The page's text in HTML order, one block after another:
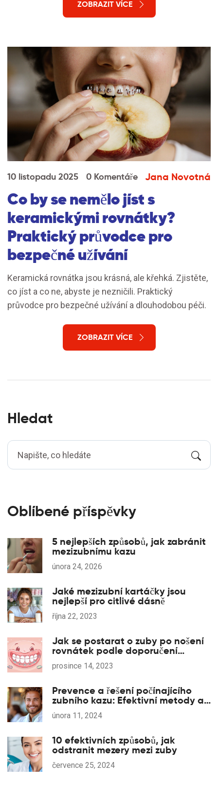
ZOBRAZIT VÍCE
10 listopadu 2025 0 Komentáře Jana Novotná
Co by se nemělo jíst s
keramickými rovnátky?
Praktický průvodce pro
bezpečné užívání
Keramická rovnátka jsou krásná, ale křehká. Zjistěte,
co jíst a co ne, abyste je nezničili. Praktický
průvodce pro bezpečné užívání a dlouhodobou péči.
ZOBRAZIT VÍCE
Hledat
Oblíbené příspěvky
5 nejlepších způsobů, jak zabránit
mezizubnímu kazu
února 24, 2026
Jaké mezizubní kartáčky jsou
nejlepší pro citlivé dásně
října 22, 2023
Jak se postarat o zuby po nošení
rovnátek podle doporučení
zubních lékařů
prosince 14, 2023
Prevence a řešení počínajícího
zubního kazu: Efektivní metody a
tipy
února 11, 2024
10 efektivních způsobů, jak
odstranit mezery mezi zuby
července 25, 2024